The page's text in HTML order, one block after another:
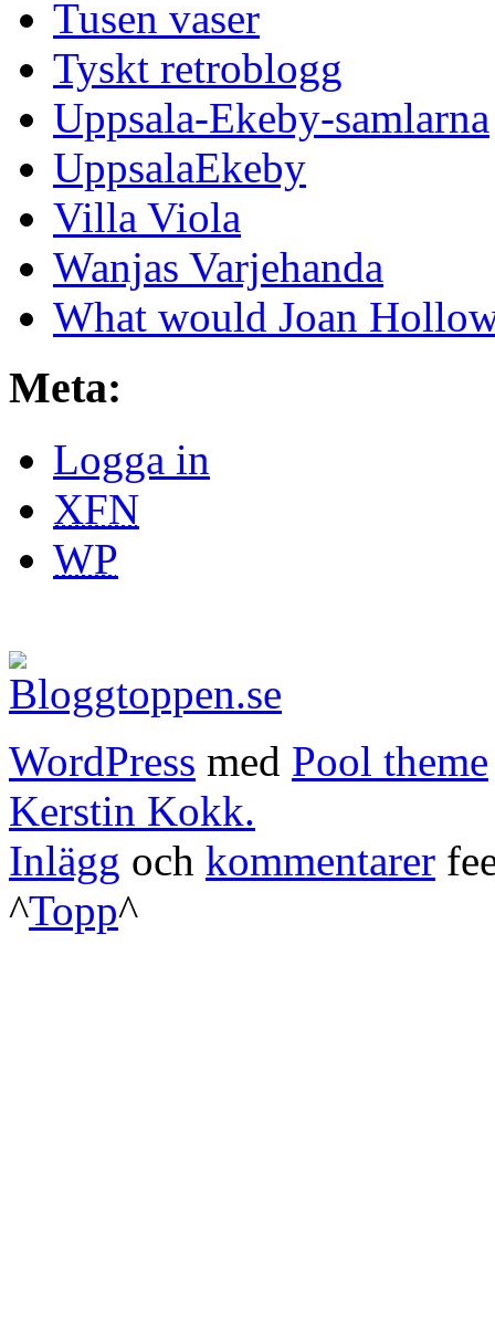
Tusen vaser
Tyskt retroblogg
Uppsala-Ekeby-samlarna
UppsalaEkeby
Villa Viola
Wanjas Varjehanda
What would Joan
Meta:
Logga in
XFN
WP
WordPress med Pool theme
Kerstin Kokk.
Inlägg och kommentarer
^Topp^